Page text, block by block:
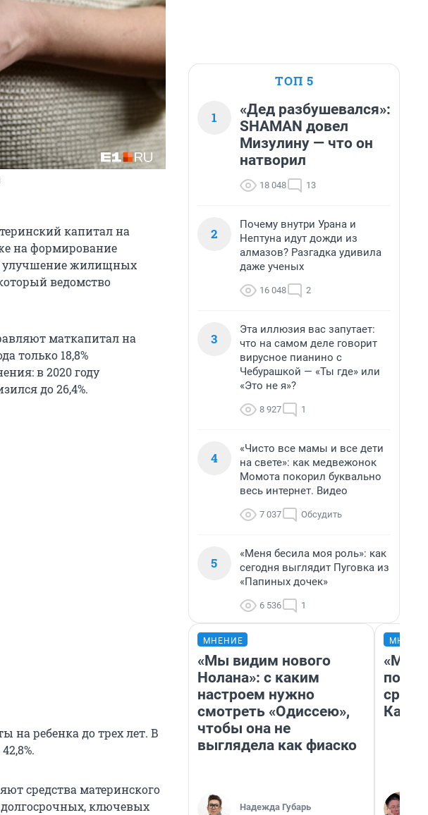
капитал на
на формирование
улучшение жилищных
ведомство
маткапитал на
только 18,8%
в 2020 году
до 26,4%.
на ребенка до трех лет. В
средства материнского
долгосрочных, ключевых
ТОП 5
1
«Дед разбушевался»:
SHAMAN довел
Мизулину — что он
натворил
18 048 13
2
Почему внутри Урана и
Нептуна идут дожди из
алмазов? Разгадка удивила
даже ученых
16 048 2
3
Эта иллюзия вас запутает:
что на самом деле говорит
вирусное пианино с
Чебурашкой — «Ты где» или
«Это не я»?
8 927 1
4
«Чисто все мамы и все дети
на свете»: как медвежонок
Момота покорил буквально
весь интернет. Видео
7 037 Обсудить
5
«Меня бесила моя роль»: как
сегодня выглядит Пуговка из
«Папиных дочек»
6 536 1
МНЕНИЕ
«Мы видим нового
Нолана»: с каким
настроем нужно
смотреть «Одиссею»,
чтобы она не
выглядела как фиаско
Надежда Губарь